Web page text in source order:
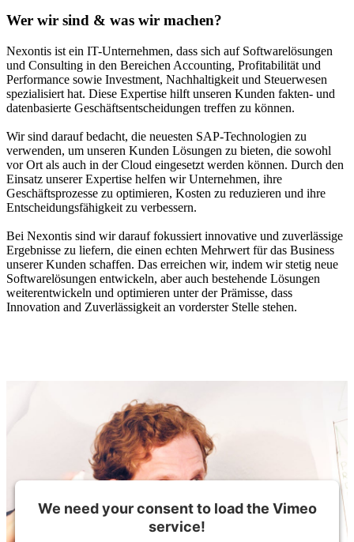
Wer wir sind & was wir machen?
Nexontis ist ein IT-​Unternehmen, dass sich auf Softwarelösungen
und Consulting in den Bereichen Accounting, Profitabilität und
Performance sowie Investment, Nachhaltigkeit und Steuerwesen
spezialisiert hat. Diese Expertise hilft unseren Kunden fakten- und
datenbasierte Geschäftsentscheidungen treffen zu können.
Wir sind darauf bedacht, die neuesten SAP-​Technologien zu
verwenden, um unseren Kunden Lösungen zu bieten, die sowohl
vor Ort als auch in der Cloud eingesetzt werden können. Durch den
Einsatz unserer Expertise helfen wir Unternehmen, ihre
Geschäftsprozesse zu optimieren, Kosten zu reduzieren und ihre
Entscheidungsfähigkeit zu verbessern.
Bei Nexontis sind wir darauf fokussiert innovative und zuverlässige
Ergebnisse zu liefern, die einen echten Mehrwert für das Business
unserer Kunden schaffen. Das erreichen wir, indem wir stetig neue
Softwarelösungen entwickeln, aber auch bestehende Lösungen
weiterentwickeln und optimieren unter der Prämisse, dass
Innovation and Zuverlässigkeit an vorderster Stelle stehen.
We need your consent to load the Vimeo
service!